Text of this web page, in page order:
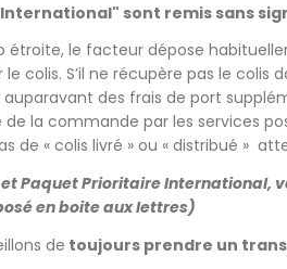
sont remis sans
le facteur dépose
le colis. S’il ne récupère pas le
des frais de port
la commande par les services
de « colis livré » ou « distribué »
Paquet Prioritaire
en boite aux lettres)
de toujours prendre un